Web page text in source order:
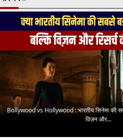
Bollywood vs Hollywood : भारतीय सिनेमा की
विज़न और...